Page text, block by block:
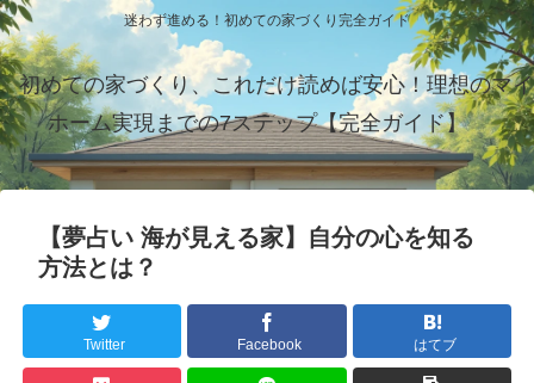
迷わず進める！初めての家づくり完全ガイド
初めての家づくり、これだけ読めば安心！理想のマイ
ホーム実現までの7ステップ【完全ガイド】
【夢占い 海が見える家】自分の心を知る
方法とは？
Twitter Facebook はてブ